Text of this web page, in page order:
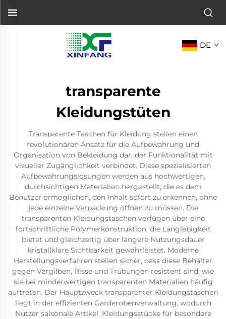
DE
transparente
Kleidungstüten
Transparente Taschen für Kleidung stellen einen
revolutionären Ansatz für die Aufbewahrung und
Organisation von Bekleidung dar, der Funktionalität mit
visueller Zugänglichkeit verbindet. Diese spezialisierten
Aufbewahrungslösungen werden aus hochwertigen,
durchsichtigen Materialien hergestellt, die es dem
Benutzer ermöglichen, den Inhalt sofort zu erkennen, ohne
jede einzelne Verpackung öffnen zu müssen. Die
transparenten Kleidungstaschen verfügen über eine
fortschrittliche Polymerkonstruktion, die Langlebigkeit
bietet und gleichzeitig über längere Nutzungsdauer
kristallklare Sichtbarkeit gewährleistet. Moderne
Herstellungsverfahren stellen sicher, dass diese Behälter
gegen Vergilben, Risse und Trübungen resistent sind, wie
sie bei minderwertigen transparenten Materialien häufig
auftreten. Der Hauptzweck transparenter Kleidungstaschen
liegt in der effizienten Garderobenverwaltung, wodurch
Nutzer saisonale Artikel, Kleidungsstücke für besondere